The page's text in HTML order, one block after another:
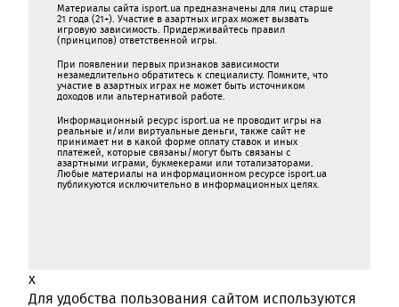
Материалы сайта isport.ua предназначены для лиц старше
21 года (21+). Участие в азартных играх может вызвать
игровую зависимость. Придерживайтесь правил
(принципов) ответственной игры.
При появлении первых признаков зависимости
незамедлительно обратитесь к специалисту. Помните, что
участие в азартных играх не может быть источником
доходов или альтернативой работе.
Информационный ресурс isport.ua не проводит игры на
реальные и/или виртуальные деньги, также сайт не
принимает ни в какой форме oплaту ставок и иных
платежей, которые связаны/могут быть связаны c
азартными игрaми, букмекерами или тотализаторами.
Любые материалы на информационном ресурсе isport.ua
публикуютcя исключительно в информационных целях.
x
Для удобства пользования сайтом используются